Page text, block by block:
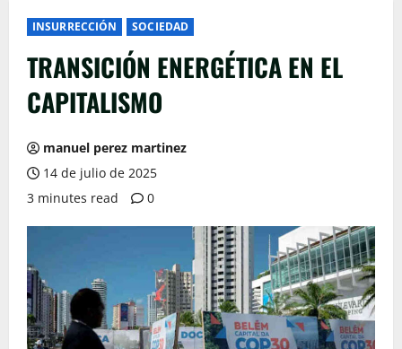
INSURRECCIÓN SOCIEDAD
TRANSICIÓN ENERGÉTICA EN EL
CAPITALISMO
manuel perez martinez
14 de julio de 2025
3 minutes read
0